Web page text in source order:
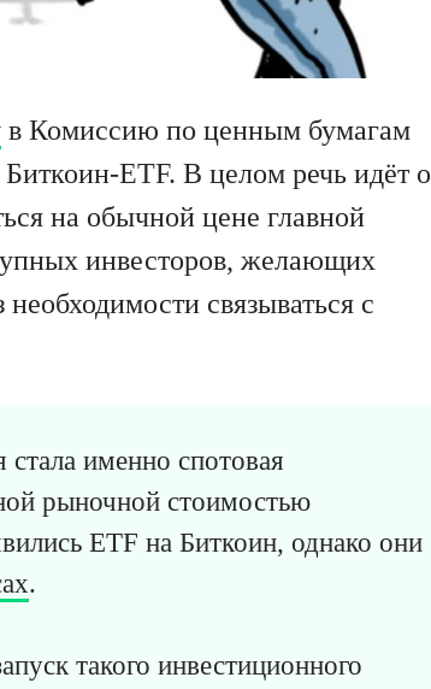
в Комиссию по ценным бумагам
ETF. В целом речь идёт о
на обычной цене главной
инвесторов, желающих
связываться с
именно спотовая
рыночной стоимостью
ETF на Биткоин, однако они
.
такого инвестиционного